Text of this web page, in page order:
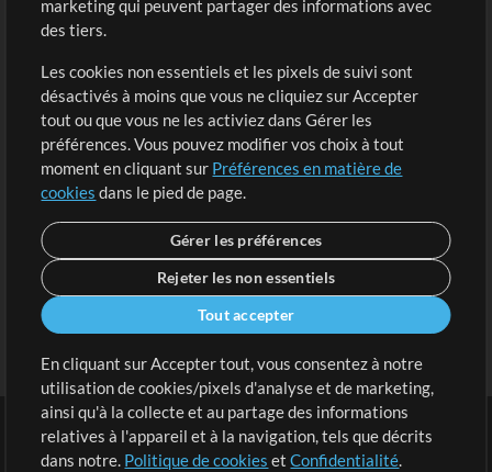
Contenu gratuit
Demander les pistes
Extras
Sessions
Soumettre votre contenu
Listes de lecture
Conférence MT
S'inscrire
marketing qui peuvent partager des informations avec
des tiers.
Les cookies non essentiels et les pixels de suivi sont
désactivés à moins que vous ne cliquiez sur Accepter
tout ou que vous ne les activiez dans Gérer les
préférences. Vous pouvez modifier vos choix à tout
moment en cliquant sur Préférences en matière de
cookies dans le pied de page.
Gérer les préférences
Rejeter les non essentiels
Tout accepter
En cliquant sur Accepter tout, vous consentez à notre
utilisation de cookies/pixels d'analyse et de marketing,
ainsi qu'à la collecte et au partage des informations
relatives à l'appareil et à la navigation, tels que décrits
dans notre. Politique de cookies etConfidentialité.